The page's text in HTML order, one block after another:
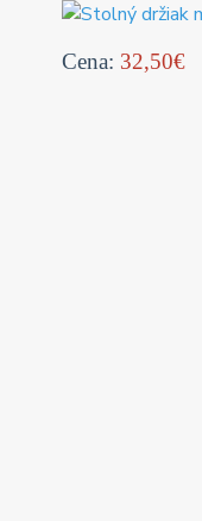
Cena: 32,50€